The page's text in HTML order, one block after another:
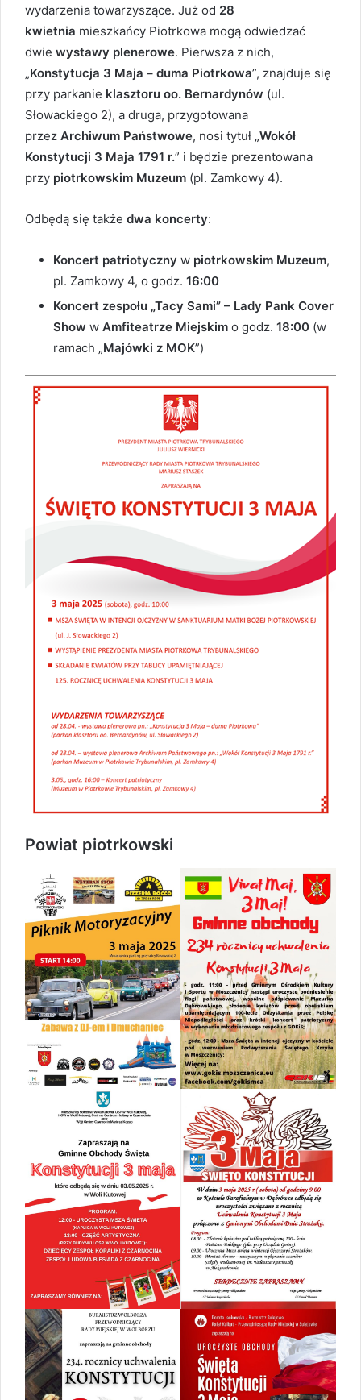
wydarzenia towarzyszące. Już od 28
kwietnia mieszkańcy Piotrkowa mogą odwiedzać
dwie wystawy plenerowe. Pierwsza z nich,
„Konstytucja 3 Maja – duma Piotrkowa”, znajduje się
przy parkanie klasztoru oo. Bernardynów (ul.
Słowackiego 2), a druga, przygotowana
przez Archiwum Państwowe, nosi tytuł „Wokół
Konstytucji 3 Maja 1791 r.” i będzie prezentowana
przy piotrkowskim Muzeum (pl. Zamkowy 4).
Odbędą się także dwa koncerty:
Koncert patriotyczny w piotrkowskim Muzeum,
pl. Zamkowy 4, o godz. 16:00
Koncert zespołu „Tacy Sami” – Lady Pank Cover
Show w Amfiteatrze Miejskim o godz. 18:00 (w
ramach „Majówki z MOK”)
Powiat piotrkowski